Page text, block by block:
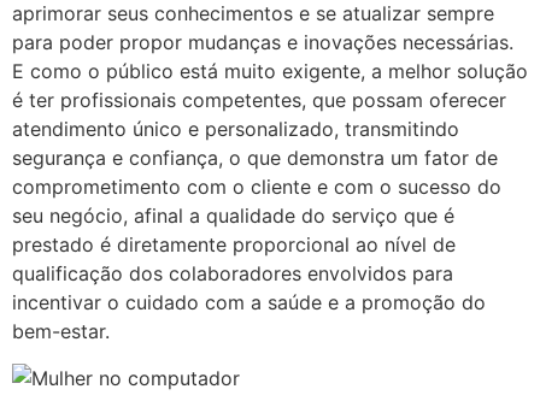
aprimorar seus conhecimentos e se atualizar sempre
para poder propor mudanças e inovações necessárias.
E como o público está muito exigente, a melhor solução
é ter profissionais competentes, que possam oferecer
atendimento único e personalizado, transmitindo
segurança e confiança, o que demonstra um fator de
comprometimento com o cliente e com o sucesso do
seu negócio, afinal a qualidade do serviço que é
prestado é diretamente proporcional ao nível de
qualificação dos colaboradores envolvidos para
incentivar o cuidado com a saúde e a promoção do
bem-estar.